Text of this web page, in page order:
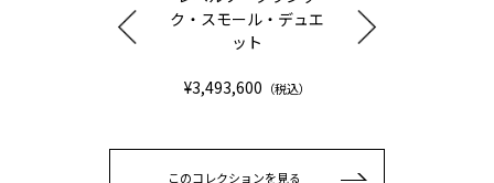
ク・スモール・デュエ
ット
¥3,493,600 （税込）
このコレクションを見る